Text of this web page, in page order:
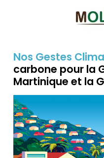
Nos Gestes
carbone pour la
Martinique et la